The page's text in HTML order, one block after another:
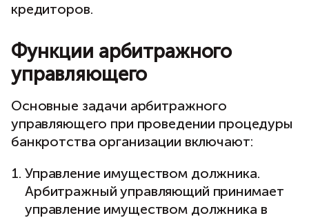
кредиторов.
Функции арбитражного
управляющего
Основные задачи арбитражного
управляющего при проведении процедуры
банкротства организации включают:
Управление имуществом должника.
Арбитражный управляющий принимает
управление имуществом должника в